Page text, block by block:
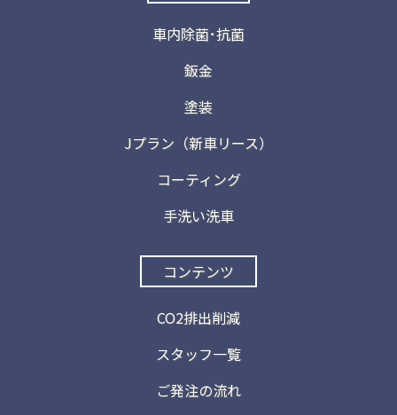
車内除菌･抗菌
鈑金
塗装
Jプラン（新車リース）
コーティング
手洗い洗車
コンテンツ
CO2排出削減
スタッフ一覧
ご発注の流れ